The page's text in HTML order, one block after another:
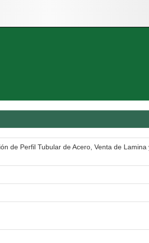
de Perfil Tubular de Acero, Venta de